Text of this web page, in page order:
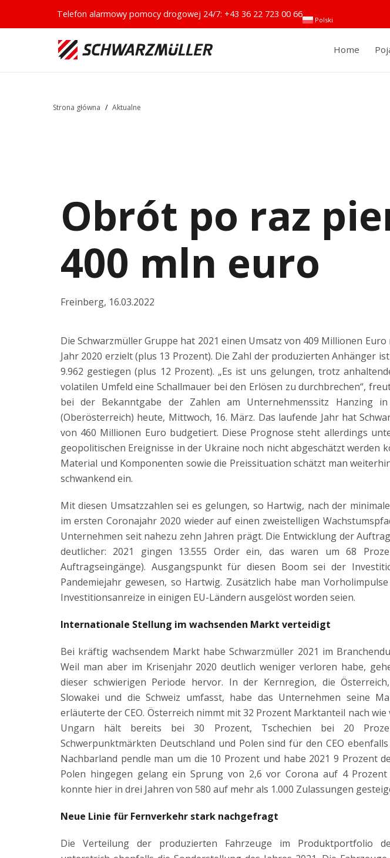
Polski
Telefon alarmowy pomocy drogowej 24/7: +43 36 22 723 00 66
Home
Strona główna / Aktualne
Obrót po raz
400 mln euro
Freinberg, 16.03.2022
Die Schwarzmüller Gruppe hat 2021 einen Umsatz von 409 Millionen
Jahr 2020 erzielt (plus 13 Prozent). Die Zahl der produzierten Anhänger
9.962 gestiegen (plus 12 Prozent). „Es ist uns gelungen, trotz
volatilen Umfeld eine Schallmauer bei den Erlösen zu durchbrechen“,
bei der Bekanntgabe der Zahlen am Unternehmenssitz Hanzing
(Oberösterreich) heute, Mittwoch, 16. März. Das laufende Jahr hat
von 460 Millionen Euro budgetiert. Diese Prognose steht allerdings
geopolitischen Ereignisse in der Ukraine noch nicht abgeschätzt werden
Material und Komponenten sowie die Preissituation schätzt man
schwankend ein.
Mit diesen Umsatzzahlen sei es gelungen, so Hartwig, nach der
im ersten Coronajahr 2020 wieder auf einen zweistelligen
Unternehmen seit nahezu zehn Jahren prägt. Die Entwicklung der
deutlicher: 2021 gingen 13.555 Order ein, das waren um 68
Auftragseingänge). Ausgangspunkt für diesen Boom sei der
Pandemiejahr gewesen, so Hartwig. Zusätzlich habe man
Investitionsanreize in einigen EU-Ländern ausgelöst worden seien.
Internationale Stellung im wachsenden Markt verteidigt
Bei kräftig wachsendem Markt habe Schwarzmüller 2021 im
Weil man aber im Krisenjahr 2020 deutlich weniger verloren habe,
dieser schwierigen Periode hervor. In der Kernregion, die
Slowakei und die Schweiz umfasst, habe das Unternehmen seine
erläuterte der CEO. Österreich nimmt mit 32 Prozent Marktanteil nach
Ungarn hält bereits bei 30 Prozent, Tschechien bei 20
Schwerpunktmärkten Deutschland und Polen sind für den CEO
Nachbarland pendle man um die 10 Prozent und habe 2021 9 Prozent
Polen hingegen gelang ein Sprung von 2,6 vor Corona auf 4 Prozent
konnte hier in drei Jahren von 580 auf mehr als 1.000 Zulassungen
Neue Linie für Fernverkehr stark nachgefragt
Die Verteilung der produzierten Fahrzeuge im Produktportfolio